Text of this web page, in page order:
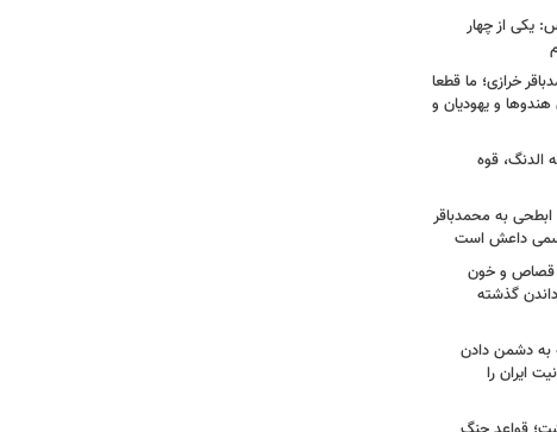
یکی از چهار
خرازی؛ ما قطعا
و یهودیان و
الدنگ، قوه
ابطحی به محمدباقر
داعش است
قصاص و خون
گذشته
به دشمن دادن
ایران را